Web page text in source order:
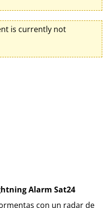
is currently not
Alarm Sat24
con un radar de